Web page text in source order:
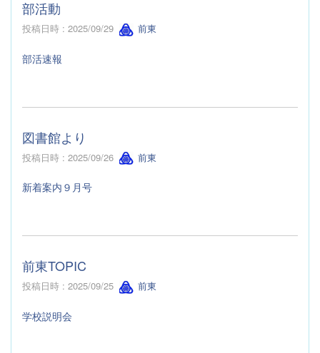
部活動
投稿日時 : 2025/09/29 前東
部活速報
図書館より
投稿日時 : 2025/09/26 前東
新着案内９月号
前東TOPIC
投稿日時 : 2025/09/25 前東
学校説明会